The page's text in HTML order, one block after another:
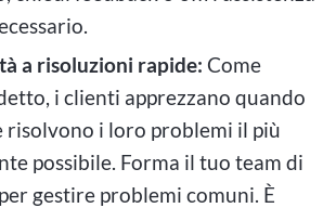
a risoluzioni rapide: Come
i clienti apprezzano quando
risolvono i loro problemi il più
possibile. Forma il tuo team di
gestire problemi comuni. È